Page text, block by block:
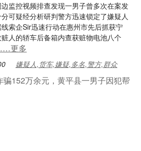
监控视频排查发现一男子曾多次在案发
可疑经分析研判警方迅速锁定了嫌疑人
索企Sir迅速行动在惠州市先后抓获宁
人的轿车后备箱内查获赃物电池八个
更多
嫌疑人,货车,嫌疑,多名,警方,群众